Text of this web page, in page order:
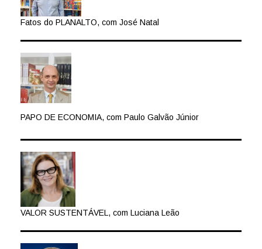
Fatos do PLANALTO, com José Natal
PAPO DE ECONOMIA, com Paulo Galvão Júnior
VALOR SUSTENTÁVEL, com Luciana Leão